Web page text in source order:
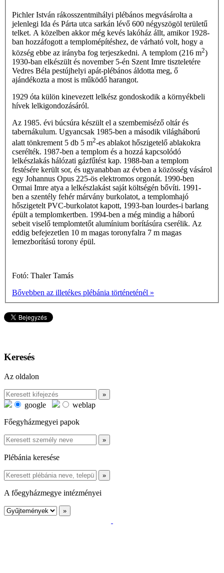
Pichler István rákosszentmihályi plébános megvásárolta a
jelenlegi Ida és Párta utca sarkán lévő 600 négyszögöl területű
telket. A közelben akkor még kevés lakóház állt, amikor 1928-
ban hozzáfogott a templomépítéshez, de várható volt, hogy a
község ebbe az irányba fog terjeszkedni. A templom (216 m2)
1930-ban elkészült és november 5-én Szent Imre tiszteletére
Vedres Béla pestújhelyi apát-plébános áldotta meg, ő
ajándékozta a most is működő harangot.
1929 óta külön kinevezett lelkész gondoskodik a környékbeli
hívek lelkigondozásáról.
Az 1985. évi búcsúra készült el a szembemiséző oltár és
tabernákulum. Ugyancsak 1985-ben a második világháború
alatt tönkrement 5 db 5 m2-es ablakot hőszigetelő ablakokra
cserélték. 1987-ben a templom és a hozzá kapcsolódó
lelkészlakás hálózati gázfűtést kap. 1988-ban a templom
festésére került sor, és ugyanabban az évben a kö­zösség vásárol
egy Johannus Opus 225-ös elektromos orgonát. 1990-ben
Ormai Imre atya a lelkészlakást saját költségén bővíti. 1991-
ben a szentély fehér márvány burkolatot, a templomhajó
hőszigetelt PVC-burkolatot kapott, 1993-ban lourdes-i barlang
épült a templomkertben. 1994-ben a még mindig a háború
sebeit viselő templomtetőt alumínium borításúra cserélik. Az
eddig befejezetlen 10 m magas toronyfalra 7 m magas
lemezborítású torony épül.
Fotó: Thaler Tamás
Bővebben az illetékes plébánia történeténél »
Keresés
Az oldalon
google
weblap
Főegyházmegyei papok
Plébánia keresése
A főegyházmegye intézményei